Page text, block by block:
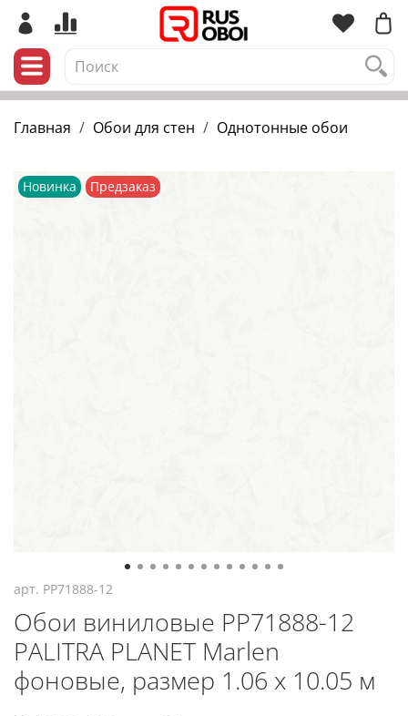
Главная Обои для стен Однотонные обои
Новинка Предзаказ
арт. PP71888-12
Обои виниловые PP71888-12
PALITRA PLANET Marlen
фоновые, размер 1.06 х 10.05 м